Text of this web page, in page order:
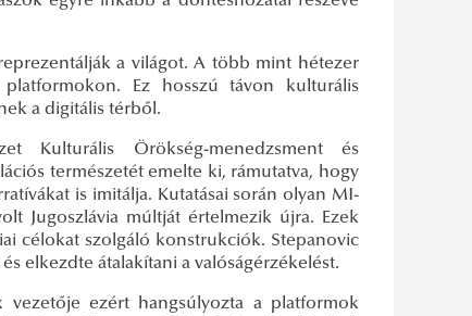
a világot. A több mint hétezer
Ez hosszú távon kulturális
a digitális térből.
Kulturális Örökség-menedzsment és
természetét emelte ki, rámutatva, hogy
is imitálja. Kutatásai során olyan MI-
Jugoszlávia múltját értelmezik újra. Ezek
célokat szolgáló konstrukciók. Stepanovic
elkezdte átalakítani a valóságérzékelést.
vezetője ezért hangsúlyozta a platformok